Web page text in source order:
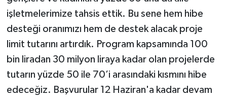
işletmelerimize tahsis ettik. Bu sene hem hibe
desteği oranımızı hem de destek alacak proje
limit tutarını artırdık. Program kapsamında 100
bin liradan 30 milyon liraya kadar olan projelerde
tutarın yüzde 50 ile 70’i arasındaki kısmını hibe
edeceğiz. Başvurular 12 Haziran'a kadar devam